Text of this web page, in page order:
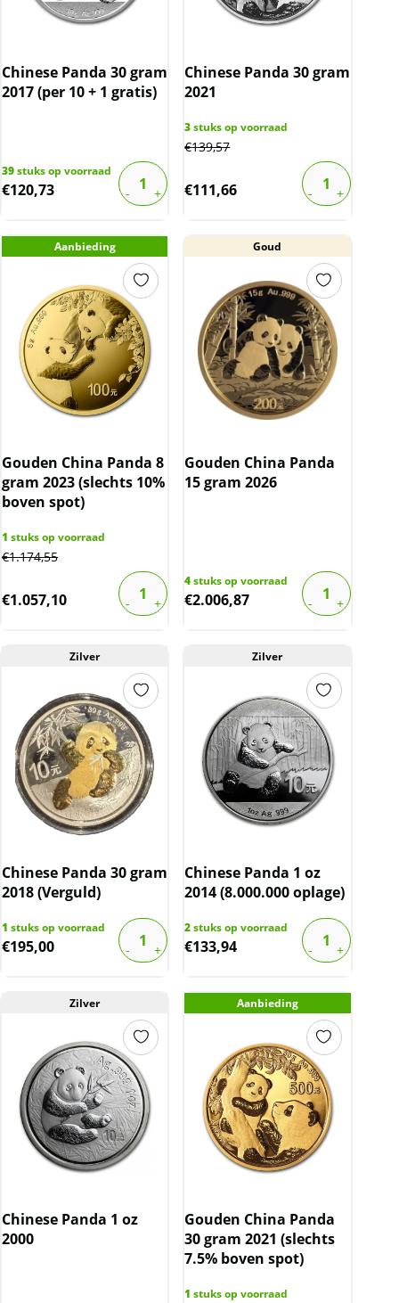
Chinese Panda 30 gram
2017 (per 10 + 1 gratis)
39stuks op voorraad
€120,73
Chinese Panda 30 gram
2021
3stuks op voorraad
€139,57
€111,66
Aanbieding
Gouden China Panda 8
gram 2023 (slechts 10%
boven spot)
1 stuks op voorraad
€1.174,55
€1.057,10
Goud
Gouden China Panda
15 gram 2026
4stuks op voorraad
€2.006,87
Zilver
Chinese Panda 30 gram
2018 (Verguld)
1 stuks op voorraad
€195,00
Zilver
Chinese Panda 1 oz
2014 (8.000.000 oplage)
2stuks op voorraad
€133,94
Zilver
Chinese Panda 1 oz
2000
Aanbieding
Gouden China Panda
30 gram 2021 (slechts
7.5% boven spot)
1 stuks op voorraad